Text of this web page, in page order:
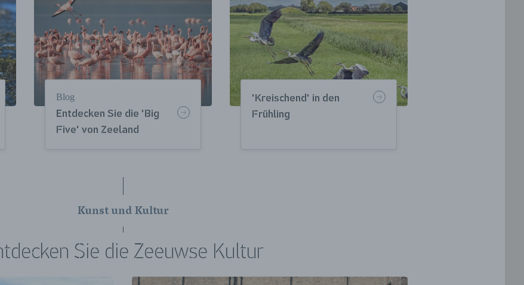
Entdecken Sie die 'Big
Five' von Zeeland
Blog
'Kreischend' in den
Frühling
Kunst und Kultur
Sie die Zeeuwse Kultur